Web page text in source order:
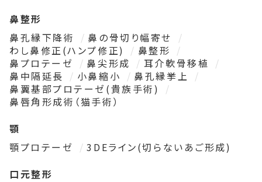
鼻整形
鼻孔縁下降術
鼻の骨切り幅寄せ
わし鼻修正(ハンプ修正)
鼻整形
鼻プロテーゼ
鼻尖形成
耳介軟骨移植
鼻中隔延長
小鼻縮小
鼻孔縁挙上
鼻翼基部プロテーゼ(貴族手術)
鼻唇角形成術（猫手術）
顎
顎プロテーゼ
3DEライン(切らないあご形成)
口元整形